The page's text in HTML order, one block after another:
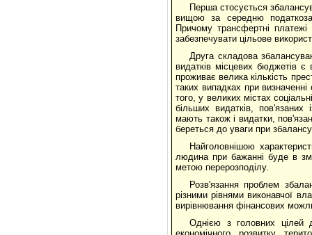
Перша стосується
вищою за середню
Причому трансфертні
забезпечувати цільове
Друга складова
видатків місцевих бюджетів є
проживає велика кількість
таких випадках при
того, у великих містах
більших видатків, пов'язаних
мають також і видатки,
береться до уваги при
Найголовнішою
людина при бажанні буде в
метою перерозподілу.
Розв'язання проблем
різними рівнями виконавчої
вирівнювання фінансових
Однією з головних цілей